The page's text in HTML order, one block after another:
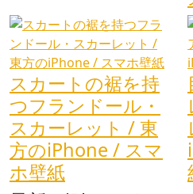
スカートの裾を持
つフランドール・
スカーレット / 東
方のiPhone / スマ
ホ壁紙